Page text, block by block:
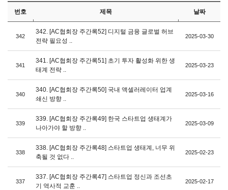
번호 제목 날짜
342
342. [AC협회장 주간록52] 디지털 금융 글로벌 허브
전략 필요성 ..
2025-03-30
341
341. [AC협회장 주간록51] 초기 투자 활성화 위한 생
태계 전략 ..
2025-03-23
340
340. [AC협회장 주간록50] 국내 액셀러레이터 업계
쇄신 방향 ..
2025-03-16
339
339. [AC협회장 주간록49] 한국 스타트업 생태계가
나아가야 할 방향 ..
2025-03-09
338
338. [AC협회장 주간록48] 스타트업 생태계, 너무 위
축될 것 없다 ..
2025-02-23
337
337. [AC협회장 주간록47] 스타트업 정신과 조선초
기 역사적 교훈 ..
2025-02-17